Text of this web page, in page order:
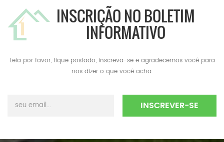
INSCRIÇÃO NO BOLETIM
INFORMATIVO
Leia por favor, fique postado, inscreva-se e agradecemos você para
nos dizer o que você acha.